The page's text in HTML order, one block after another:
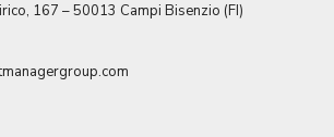
167 – 50013 Campi Bisenzio (FI)